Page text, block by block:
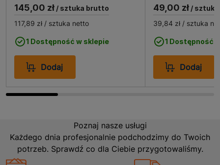
Front T 140x396x16 284x396x16-2szt znajduje
szerokie zastosowanie w aranżacji wnętrz, szczególnie
funkcjonalność są kluczowe. Dzięki uniwersalnym
wymiarom, fronty te można łatwo dopasować do
różnych typów szuflad, co czyni je idealnym wyborem
zarówno do nowych projektów, jak i do renowacji
ceniących sobie nowoczesny styl i wysoką jakość
wykonania.
145,00 zł / sztuka brutto
117,89 zł / sztuka netto
1 Dostępność w sklepie
Dodaj
49,00 zł/
39,84 zł/ sztuka
1 Dostępność
Dodaj
Poznaj nasze usługi
Każdego dnia profesjonalnie podchodzimy do Twoich
potrzeb. Sprawdź co dla Ciebie przygotowaliśmy.